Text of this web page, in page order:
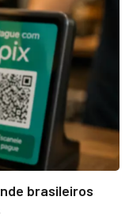
brasileiros